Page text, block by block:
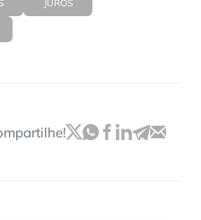
JUROS